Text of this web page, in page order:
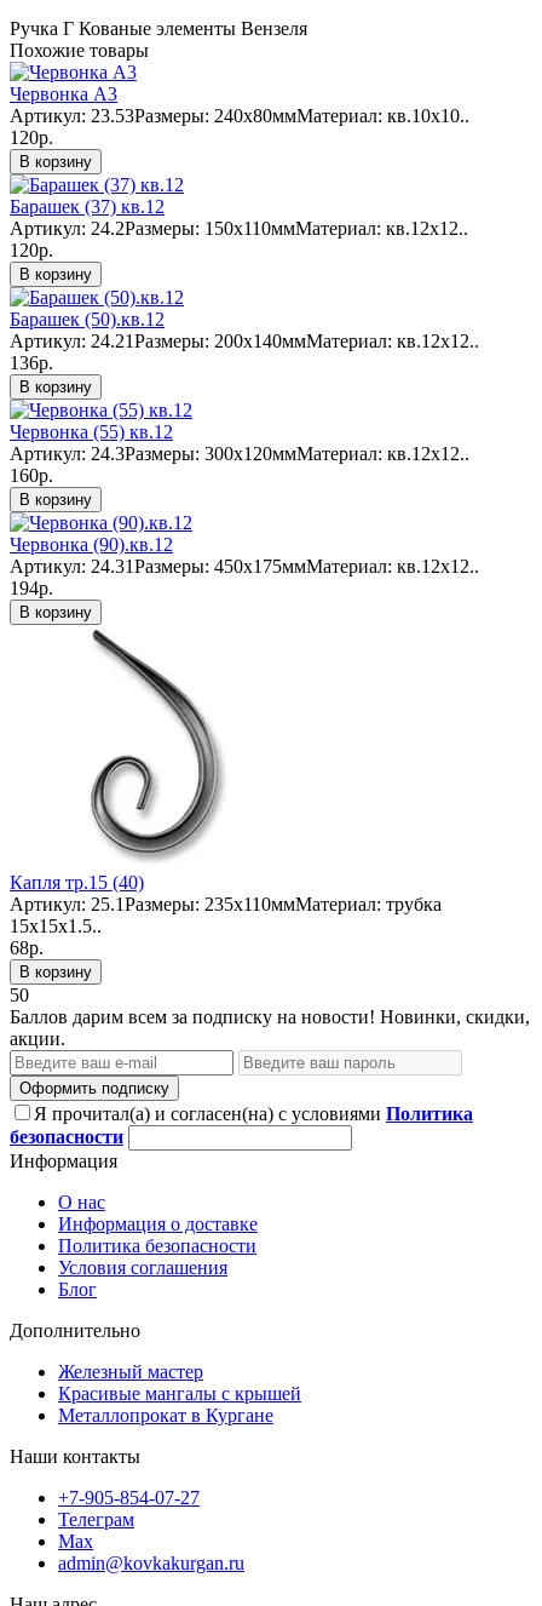
Ручка Г Кованые элементы Вензеля
Похожие товары
Червонка А3
Артикул: 23.53Размеры: 240х80ммМатериал: кв.10х10..
120р.
В корзину
Барашек (37) кв.12
Артикул: 24.2Размеры: 150х110ммМатериал: кв.12х12..
120р.
В корзину
Барашек (50).кв.12
Артикул: 24.21Размеры: 200х140ммМатериал: кв.12х12..
136р.
В корзину
Червонка (55) кв.12
Артикул: 24.3Размеры: 300х120ммМатериал: кв.12х12..
160р.
В корзину
Червонка (90).кв.12
Артикул: 24.31Размеры: 450х175ммМатериал: кв.12х12..
194р.
В корзину
Капля тр.15 (40)
Артикул: 25.1Размеры: 235х110ммМатериал: трубка
15х15х1.5..
68р.
В корзину
50
Баллов дарим всем за подписку на новости! Новинки, скидки,
акции.
Оформить подписку
Я прочитал(а) и согласен(на) с условиями Политика
безопасности
Информация
О нас
Информация о доставке
Политика безопасности
Условия соглашения
Блог
Дополнительно
Железный мастер
Красивые мангалы с крышей
Металлопрокат в Кургане
Наши контакты
+7-905-854-07-27
Телеграм
Max
admin@kovkakurgan.ru